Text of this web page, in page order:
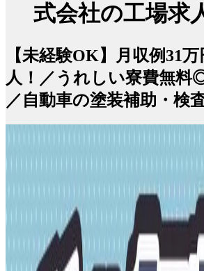
式会社の工場求
【未経験OK】月収例31
人！／うれしい寮費無料
／自動車の塗装補助・検